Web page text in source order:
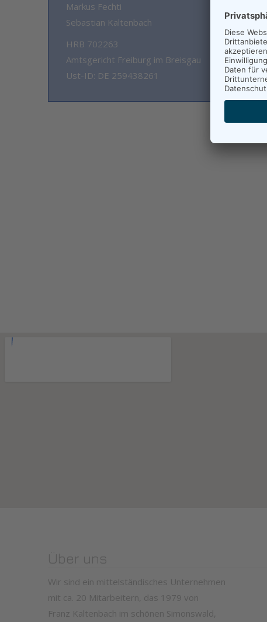
Markus Fechti
Sebastian Kaltenbach
HRB 702263
Amtsgericht Freiburg im Breisgau
Ust-ID: DE 259438261
Über uns
Wir sind ein mittelständisches Unternehmen
mit ca. 20 Mitarbeitern, das 1979 von
Franz Kaltenbach im schönen Simonswald,